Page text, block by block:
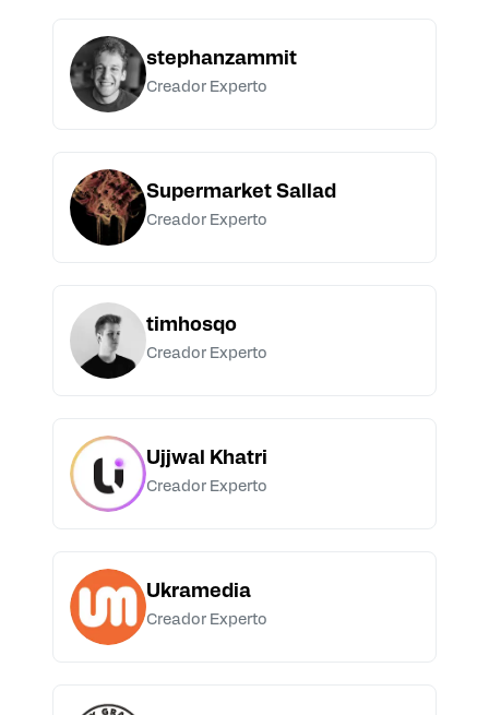
stephanzammit
Creador Experto
Supermarket Sallad
Creador Experto
timhosqo
Creador Experto
Ujjwal Khatri
Creador Experto
Ukramedia
Creador Experto